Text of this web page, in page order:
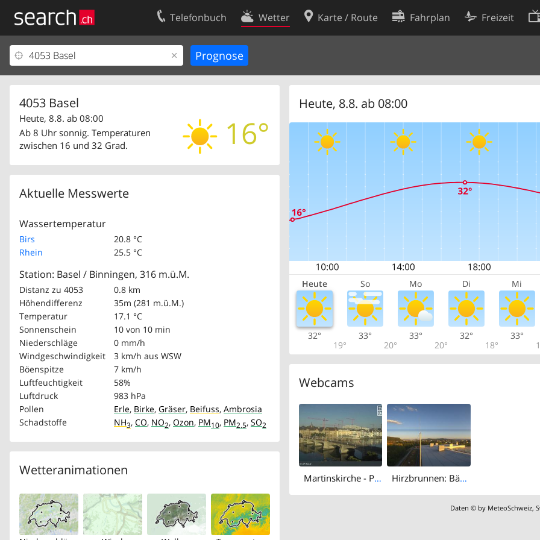
Telefonbuch Wetter Karte / Route Fahrplan Freizeit
4053 Basel
16°
Heute, 8.8. ab 08:00
Ab 8 Uhr sonnig. Temperaturen
zwischen 16 und 32 Grad.
Aktuelle Messwerte
Wassertemperatur
Birs
20.8 °C
Rhein
25.5 °C
Station: Basel / Binningen, 316 m.ü.M.
Distanz zu 4053
0.8 km
Höhendifferenz
35m (281 m.ü.M.)
Temperatur
17.1 °C
Sonnenschein
10 von 10 min
Niederschläge
0 mm/h
Windgeschwindigkeit
3 km/h aus WSW
Böenspitze
7 km/h
Luftfeuchtigkeit
58%
Luftdruck
983 hPa
Pollen
Erle, Birke, Gräser, Beifuss, Ambrosia
Schadstoffe
NH3, CO, NO2, Ozon, PM10, PM2.5, SO2
Wetteranimationen
Heute, 8.8. ab 08:00
Heute So Mo Di Mi
32°
19°
33°
20°
33°
20°
32°
18°
33°
Webcams
Martinskirche - Peterskirche - Middle Bridge, Basel - Basel Minster - Pfalz - Universität Basel - Spalentor - Rhine Promenade - Wettsteinbrücke Hirzbrunnen: Bäumlihof Gymnasium
Daten © by MeteoSchweiz,
Ihr Eintrag
Kundencenter Geschäftskunden
Kontakt
Nutzungsbedingungen
Cookie-Einstellungen